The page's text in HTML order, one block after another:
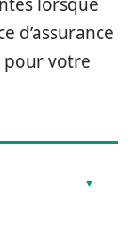
d’assurance
pour votre